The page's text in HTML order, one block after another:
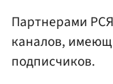
Партнерами
каналов,
подписчиков.